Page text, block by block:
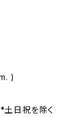
)
土日祝を除く